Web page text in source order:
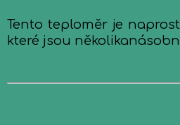
Tento teploměr je
které jsou